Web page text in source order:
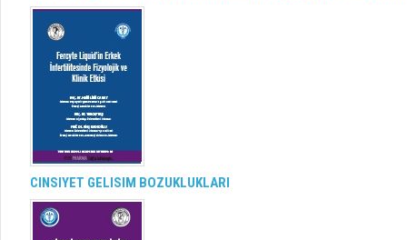
CINSIYET GELISIM BOZUKLUKLARI